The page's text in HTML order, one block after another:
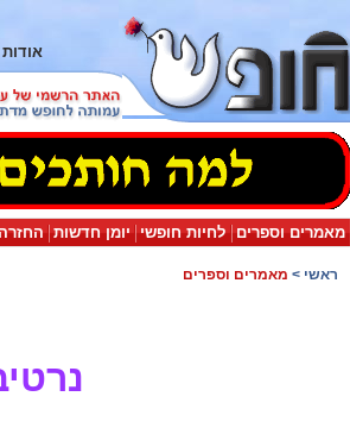
אודות
מאמרים וספרים לחיות חופשי יומן חדשות
ראשי > מאמרים וספרים